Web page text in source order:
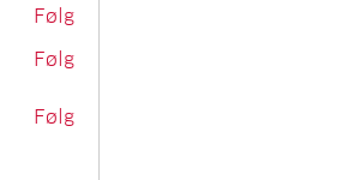
Følg
Følg
Følg